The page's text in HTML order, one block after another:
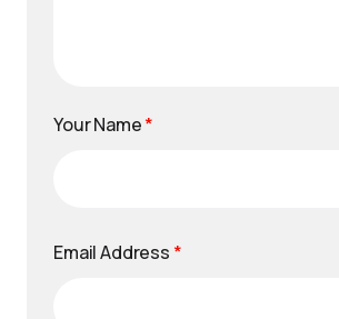
Your Name*
Email Address *